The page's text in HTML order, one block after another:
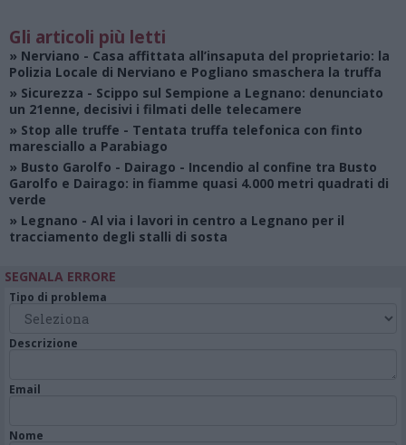
Gli articoli più letti
» Nerviano - Casa affittata all’insaputa del proprietario: la
Polizia Locale di Nerviano e Pogliano smaschera la truffa
» Sicurezza - Scippo sul Sempione a Legnano: denunciato
un 21enne, decisivi i filmati delle telecamere
» Stop alle truffe - Tentata truffa telefonica con finto
maresciallo a Parabiago
» Busto Garolfo - Dairago - Incendio al confine tra Busto
Garolfo e Dairago: in fiamme quasi 4.000 metri quadrati di
verde
» Legnano - Al via i lavori in centro a Legnano per il
tracciamento degli stalli di sosta
SEGNALA ERRORE
Tipo di problema
Descrizione
Email
Nome